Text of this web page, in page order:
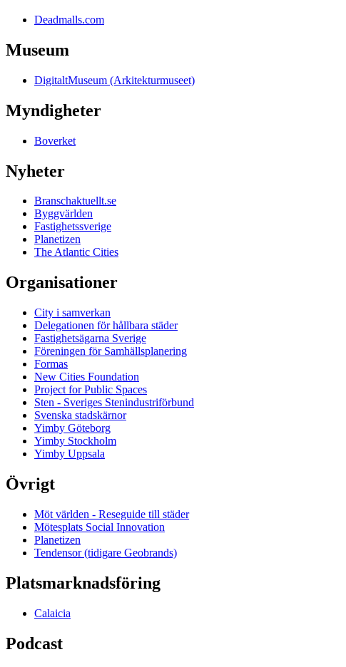
Deadmalls.com
Museum
DigitaltMuseum (Arkitekturmuseet)
Myndigheter
Boverket
Nyheter
Branschaktuellt.se
Byggvärlden
Fastighetssverige
Planetizen
The Atlantic Cities
Organisationer
City i samverkan
Delegationen för hållbara städer
Fastighetsägarna Sverige
Föreningen för Samhällsplanering
Formas
New Cities Foundation
Project for Public Spaces
Sten - Sveriges Stenindustriförbund
Svenska stadskärnor
Yimby Göteborg
Yimby Stockholm
Yimby Uppsala
Övrigt
Möt världen - Reseguide till städer
Mötesplats Social Innovation
Planetizen
Tendensor (tidigare Geobrands)
Platsmarknadsföring
Calaicia
Podcast